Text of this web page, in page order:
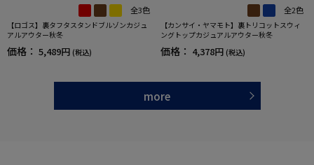
全3色
【ロゴス】裏タフタスタンドブルゾンカジュ
アルアウター秋冬
価格： 5,489円 (税込)
全2色
【カンサイ・ヤマモト】裏トリコットスウィ
ングトップカジュアルアウター秋冬
価格： 4,378円 (税込)
more